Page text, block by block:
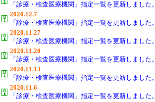
「診療・検査医療機関」指定一覧を更新しました。
2020.12.7
「診療・検査医療機関」指定一覧を更新しました。
2020.11.27
「診療・検査医療機関」指定一覧を更新しました。
2020.11.20
「診療・検査医療機関」指定一覧を更新しました。
2020.11.13
「診療・検査医療機関」指定一覧を更新しました。
2020.11.6
「診療・検査医療機関」指定一覧を更新しました。